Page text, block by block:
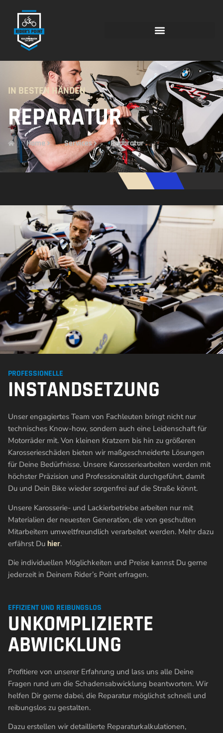
IN BESTEN HÄNDEN
REPARATUR
Home Services Reparatur
PROFESSIONELLE
INSTANDSETZUNG
Unser engagiertes Team von Fachleuten bringt nicht nur
technisches Know-how, sondern auch eine Leidenschaft für
Motorräder mit. Von kleinen Kratzern bis hin zu größeren
Karosserieschäden bieten wir maßgeschneiderte Lösungen
für Deine Bedürfnisse. Unsere Karosseriearbeiten werden mit
höchster Präzision und Professionalität durchgeführt, damit
Du und Dein Bike wieder sorgenfrei auf die Straße könnt.
Unsere Karosserie- und Lackierbetriebe arbeiten nur mit
Materialien der neuesten Generation, die von geschulten
Mitarbeitern umweltfreundlich verarbeitet werden. Mehr dazu
erfährst Du hier.
Die individuellen Möglichkeiten und Preise kannst Du gerne
jederzeit in Deinem Rider’s Point erfragen.
EFFIZIENT UND REIBUNGSLOS
UNKOMPLIZIERTE
ABWICKLUNG
Profitiere von unserer Erfahrung und lass uns alle Deine
Fragen rund um die Schadensabwicklung beantworten. Wir
helfen Dir gerne dabei, die Reparatur möglichst schnell und
reibungslos zu gestalten.
Dazu erstellen wir detaillierte Reparaturkalkulationen,